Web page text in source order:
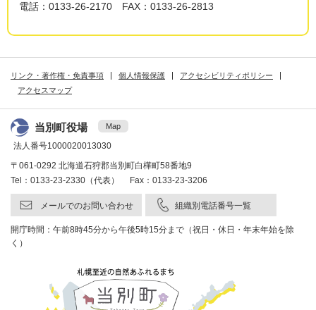
電話：0133-26-2170 FAX：0133-26-2813
リンク・著作権・免責事項 個人情報保護
アクセシビリティポリシー
アクセスマップ
当別町役場 Map
法人番号1000020013030
〒061-0292 北海道石狩郡当別町白樺町58番地9
Tel：0133-23-2330（代表） Fax：0133-23-3206
メールでのお問い合わせ 組織別電話番号一覧
開庁時間：午前8時45分から午後5時15分まで（祝日・休日・年末年始を除
く）